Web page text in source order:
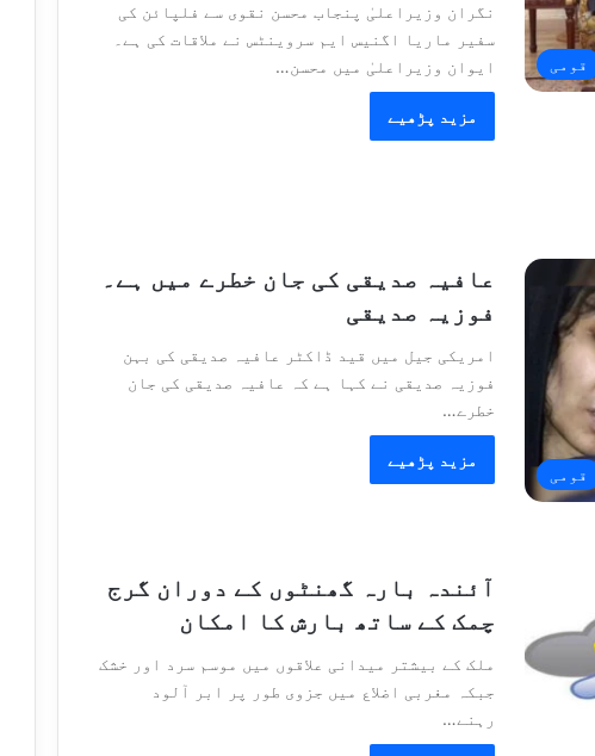
قومی
نگران وزیراعلیٰ پنجاب محسن نقوی سے فلپائن کی
سفیر ماریا اگنیس ایم سروینٹس نے ملاقات کی ہے۔
ایوان وزیراعلیٰ میں محسن…
مزید پڑھیے
قومی
عافیہ صدیقی کی جان خطرے میں ہے۔
فوزیہ صدیقی
امریکی جیل میں قید ڈاکٹر عافیہ صدیقی کی بہن
فوزیہ صدیقی نے کہا ہے کہ عافیہ صدیقی کی جان
خطرے…
مزید پڑھیے
آئندہ بارہ گھنٹوں کے دوران گرج
چمک کے ساتھ بارش کا امکان
ملک کے بیشتر میدانی علاقوں میں موسم سرد اور خشک
جبکہ مغربی اضلاع میں جزوی طور پر ابر آلود
رہنے…